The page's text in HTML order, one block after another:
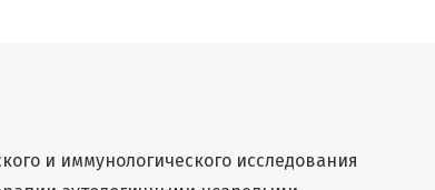
и иммунологического исследования